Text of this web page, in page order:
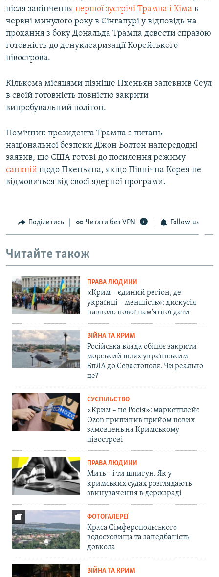
після закінчення першої зустрічі Трампа і Кіма в
червні минулого року в Сінгапурі у відповідь на
прохання з боку Дональда Трампа довести справою
готовність до денуклеаризації Корейського
півострова.
Кількома місяцями пізніше Пхеньян запевнив Сеул
в своїй готовність повністю закрити
випробувальний полігон.
Помічник президента Трампа з питань
національної безпеки Джон Болтон напередодні
заявив, що США готові до посилення режиму
санкцій щодо Пхеньяна, якщо Північна Корея не
відмовиться від своєї ядерної програми.
Поділитись Читати без VPN Follow us
Читайте також
ПРАВА ЛЮДИНИ
«Крим – єдиний регіон, де
українці – меншість»: дискусія
навколо нової пам'ятної дати
ВІЙНА ТА КРИМ
Російська влада обіцяє закрити
морський шлях українським
БпЛА до Севастополя. Чи реально
це?
СУСПІЛЬСТВО
«Крим – не Росія»: маркетплейс
Ozon припинив прийом нових
замовлень на Кримському
півострові
ПРАВА ЛЮДИНИ
Мить – і ти шпигун. Як у
кримських судах розглядають
звинувачення в держзраді
ФОТОГАЛЕРЕЇ
Краса Сімферопольського
водосховища та занедбаність
довкола
ВІЙНА ТА КРИМ